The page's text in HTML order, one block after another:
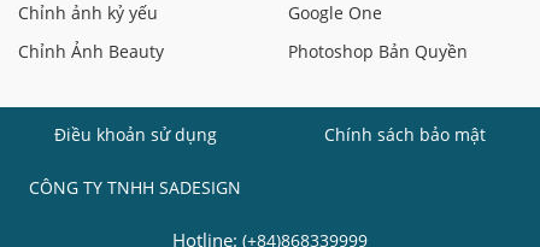
Chỉnh ảnh kỷ yếu
Chỉnh Ảnh Beauty
Google One
Photoshop Bản Quyền
Điều khoản sử dụng Chính sách bảo mật
CÔNG TY TNHH SADESIGN
Hotline: (+84)868339999